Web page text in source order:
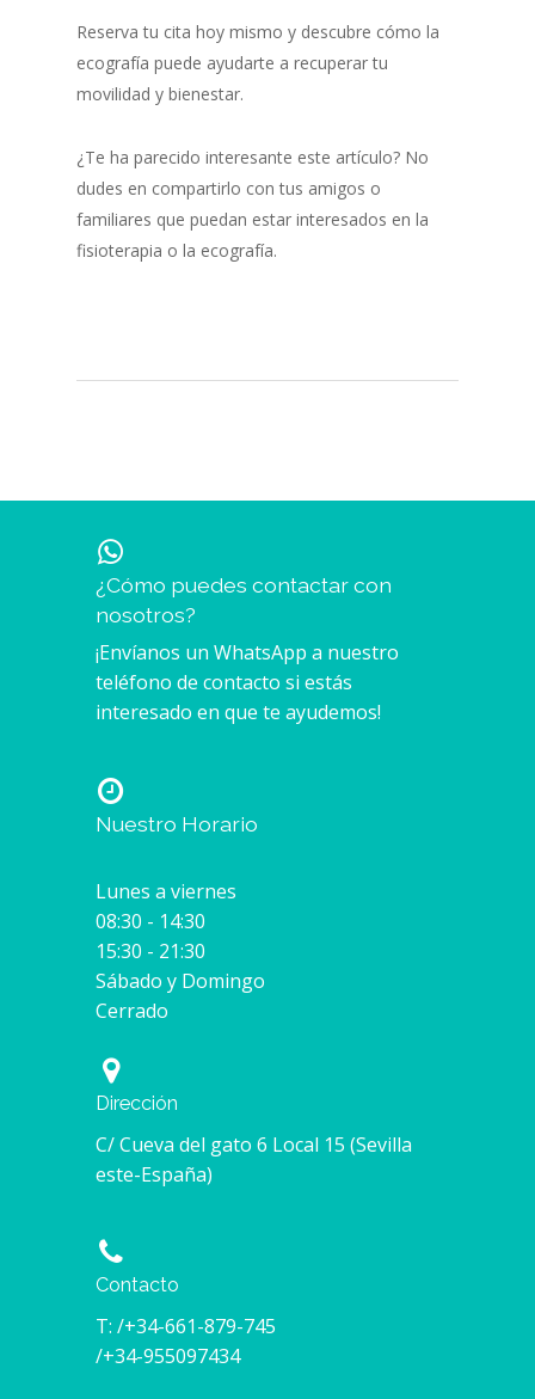
Reserva tu cita hoy mismo y descubre cómo la
ecografía puede ayudarte a recuperar tu
movilidad y bienestar.
¿Te ha parecido interesante este artículo? No
dudes en compartirlo con tus amigos o
familiares que puedan estar interesados en la
fisioterapia o la ecografía.
¿Cómo puedes contactar con
nosotros?
¡Envíanos un WhatsApp a nuestro
teléfono de contacto si estás
interesado en que te ayudemos!
Nuestro Horario
Lunes a viernes
08:30 - 14:30
15:30 - 21:30
Sábado y Domingo
Cerrado
Dirección
C/ Cueva del gato 6 Local 15 (Sevilla
este-España)
Contacto
T: /+34-661-879-745
/+34-955097434